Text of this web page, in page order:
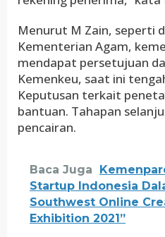
Menurut M Zain, seperti
Kementerian Agam,
mendapat persetujuan
Kemenkeu, saat ini
Keputusan terkait
bantuan. Tahapan
pencairan.
Baca Juga
Startup Indonesia
Southwest Online
Exhibition 2021”